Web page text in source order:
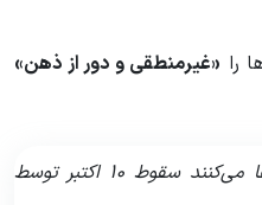
را «غیرمنطقی و دور از ذهن»
«گروه بزرگی هستند که ادعا می‌کنند سقوط ۱۰ اکتبر توسط